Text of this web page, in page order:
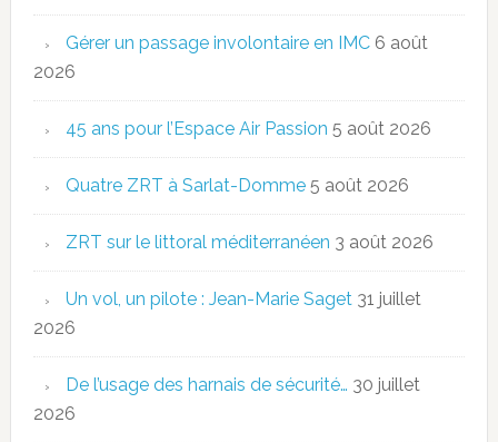
Gérer un passage involontaire en IMC 6 août
2026
45 ans pour l’Espace Air Passion 5 août 2026
Quatre ZRT à Sarlat-Domme 5 août 2026
ZRT sur le littoral méditerranéen 3 août 2026
Un vol, un pilote : Jean-Marie Saget 31 juillet
2026
De l’usage des harnais de sécurité… 30 juillet
2026